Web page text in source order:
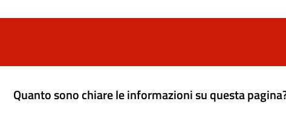
Quanto sono chiare le informazioni su questa